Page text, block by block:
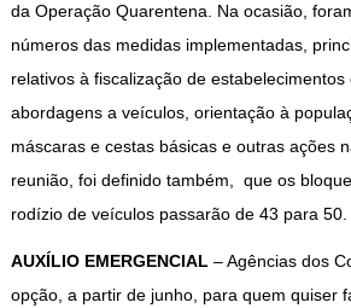
da Operação Quarentena. Na ocasião,
números das medidas implementadas,
relativos à fiscalização de estabelecimentos
abordagens a veículos, orientação à
máscaras e cestas básicas e outras ações
reunião, foi definido também, que os
rodízio de veículos passarão de 43 para 50.
AUXÍLIO EMERGENCIAL – Agências dos
opção, a partir de junho, para quem quiser